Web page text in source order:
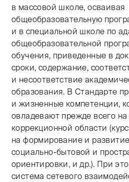
в массовой школе, осваивая
общеобразовательную
и в специальной школе по
общеобразовательной
обучения, приведенные в
сроки, содержание,
и несоответствие
образования. В Стандарте
и жизненные компетенции,
овладевают прежде всего на
коррекционной области
на формирование и
социально-бытовой и
ориентировки, и др.). При
система сетевого